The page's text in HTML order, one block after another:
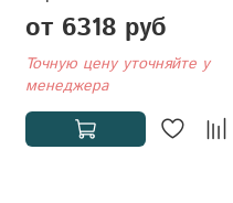
от 6318 руб
Точную цену уточняйте у
менеджера